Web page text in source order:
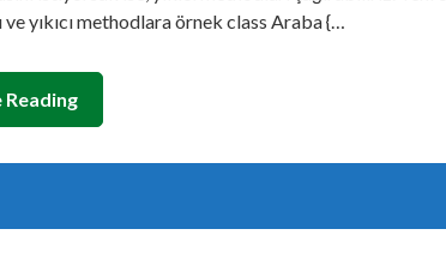
ve yıkıcı methodlara örnek class Araba {…
Reading